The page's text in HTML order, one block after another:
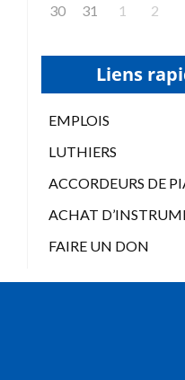
30
31 1 2
Liens
EMPLOIS
LUTHIERS
ACCORDEURS DE
ACHAT
FAIRE UN DON